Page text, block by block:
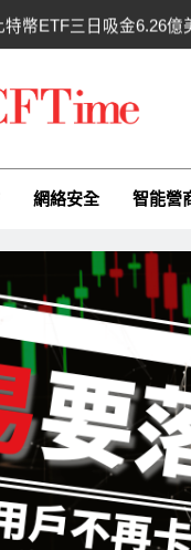
特幣ETF三日吸金6.26
以太幣區間壓縮
收復64000美元！拋售
CLARITY法案最
區塊鏈、NFT、加密
網絡安全 智能營